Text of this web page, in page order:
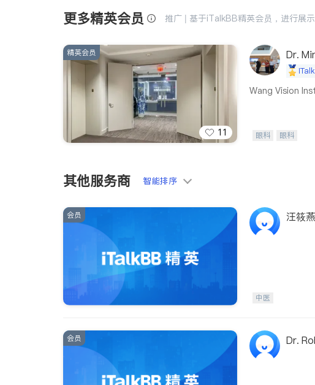
更多精英会员 推广 | 基于iTalkBB精英会员，进行展示
11
精英会员 Dr.
Wang Vision
眼科 眼科
其他服务商 智能排序
会员 汪筱
中医
会员 Dr.